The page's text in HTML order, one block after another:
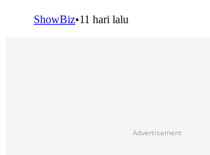
ShowBiz•11 hari lalu
Advertisement